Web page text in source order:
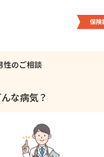
性のご相談
な病気？